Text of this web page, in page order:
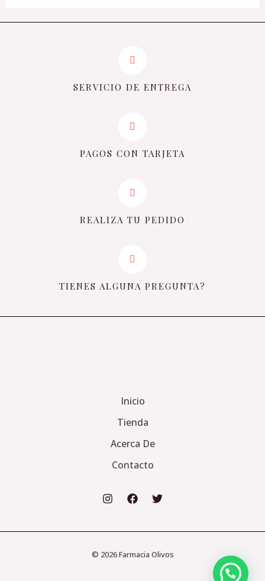
SERVICIO DE ENTREGA
PAGOS CON TARJETA
REALIZA TU PEDIDO
TIENES ALGUNA PREGUNTA?
Inicio
Tienda
Acerca De
Contacto
© 2026 Farmacia Olivos